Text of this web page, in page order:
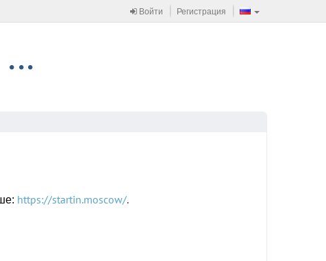
Войти Регистрация
https://startin.moscow/.